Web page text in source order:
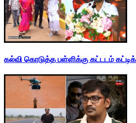
கல்வி கொடுத்த பள்ளிக்கு கட்டடம்